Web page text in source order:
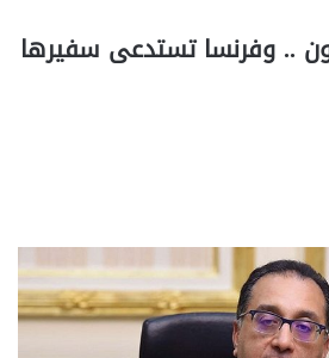
.. وفرنسا تستدعى سفيرها
..